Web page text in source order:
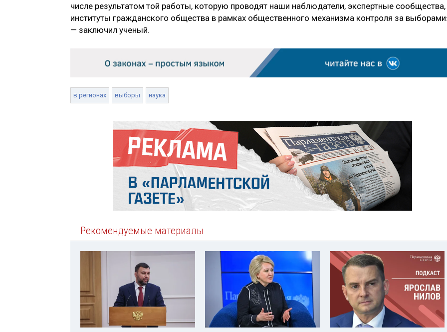
числе результатом той работы, которую проводят наши наблюдатели, экспертные сообщества,
институты гражданского общества в рамках общественного механизма контроля за
— заключил ученый.
в регионах выборы наука
Рекомендуемые материалы